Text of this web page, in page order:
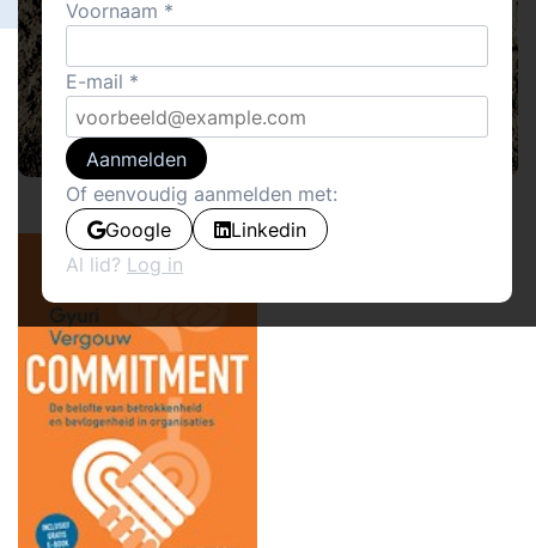
Voornaam
E-mail
Aanmelden
Of eenvoudig aanmelden met:
Google
Linkedin
Al lid? Log in